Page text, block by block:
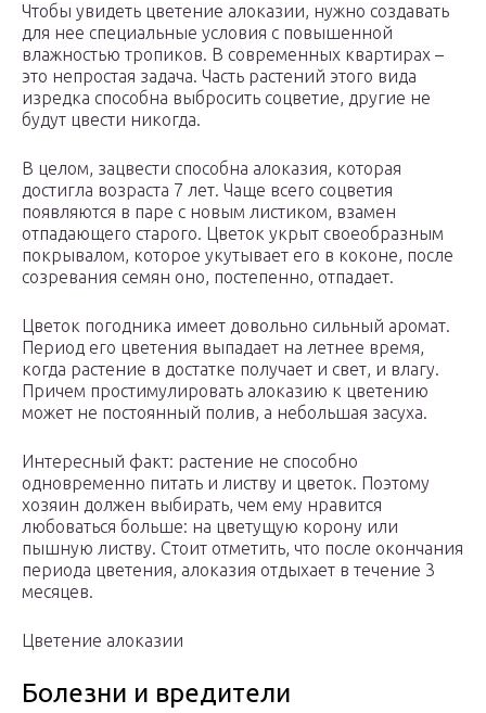
Чтобы увидеть цветение алоказии, нужно создавать
для нее специальные условия с повышенной
влажностью тропиков. В современных квартирах –
это непростая задача. Часть растений этого вида
изредка способна выбросить соцветие, другие не
будут цвести никогда.
В целом, зацвести способна алоказия, которая
достигла возраста 7 лет. Чаще всего соцветия
появляются в паре с новым листиком, взамен
отпадающего старого. Цветок укрыт своеобразным
покрывалом, которое укутывает его в коконе, после
созревания семян оно, постепенно, отпадает.
Цветок погодника имеет довольно сильный аромат.
Период его цветения выпадает на летнее время,
когда растение в достатке получает и свет, и влагу.
Причем простимулировать алоказию к цветению
может не постоянный полив, а небольшая засуха.
Интересный факт: растение не способно
одновременно питать и листву и цветок. Поэтому
хозяин должен выбирать, чем ему нравится
любоваться больше: на цветущую корону или
пышную листву. Стоит отметить, что после окончания
периода цветения, алоказия отдыхает в течение 3
месяцев.
Цветение алоказии
Болезни и вредители